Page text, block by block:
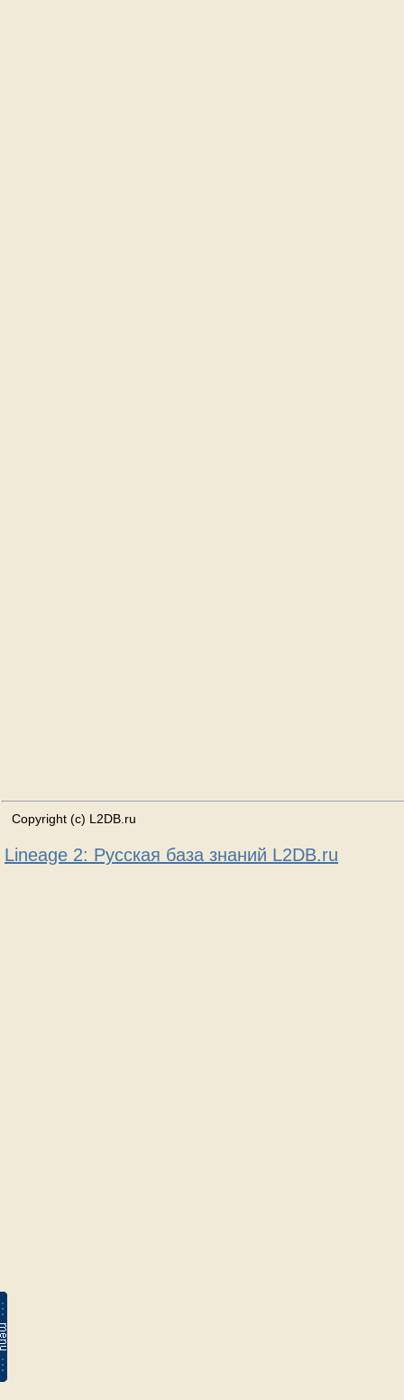
Copyright (c) L2DB.ru
Lineage 2: Русская база знаний L2DB.ru